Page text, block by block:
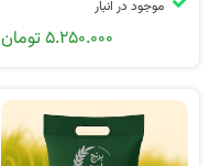
موجود در انبار
۵.۲۵۰.۰۰۰تومان